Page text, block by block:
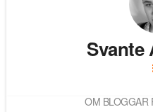
Svante
OM BLOGGAR